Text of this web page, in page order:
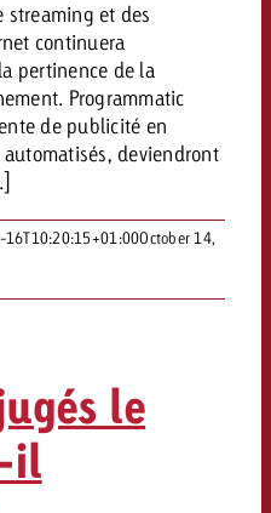
une offre
nous
connaissez les
campagne et
cela coûte.
une offre
une offre
vous en savoir
Online et avez-vous
?
nous
campagne et souhaitez
une offre
vous en savoir
et avez-vous
nous
campagne et souhaitez
une offre
streaming et des
continuera
pertinence de la
Programmatic
de publicité en
deviendront
October 14,
le
il